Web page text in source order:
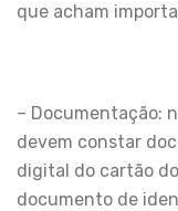
que acham
– Documentação:
devem constar
digital do cartão
documento de